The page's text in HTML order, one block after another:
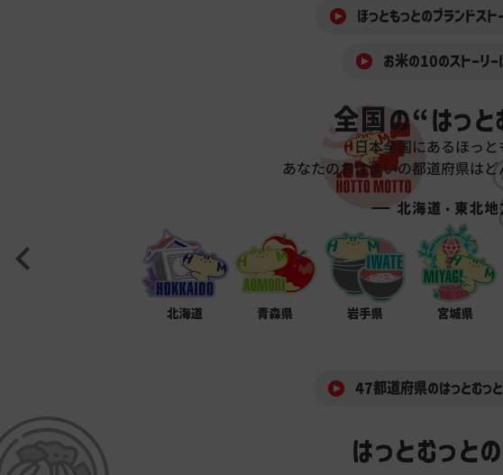
ほっともっとのブランドスト
お米の10のストーリー
全国の“はっと
日本全国にあるほっと
あなたのお住まいの都道府県は
47都道府県のはっとむっと
はっとむっと